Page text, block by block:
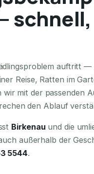
auftritt —
Reise, Ratten im
mit der passenden
den Ablauf
Birkenau und die
außerhalb der
5544.